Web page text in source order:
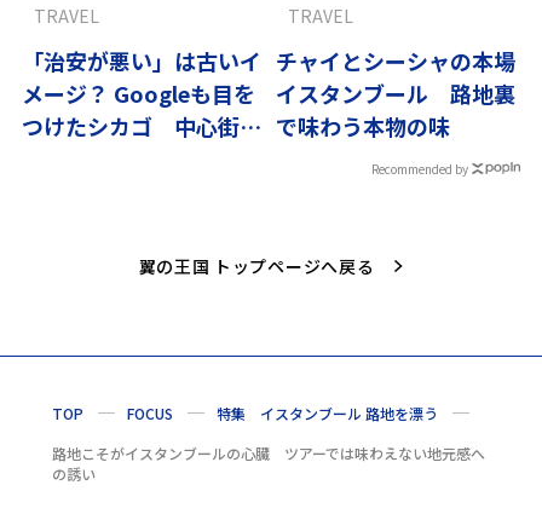
「治安が悪い」は古いイ
メージ？ Googleも目を
つけたシカゴ 中心街の
TRAVEL
チャイとシーシャの本場
イスタンブール 路地裏
で味わう本物の味
TRAVEL
Recommended by
翼の王国 トップページへ戻る
TOP FOCUS
特集 イスタンブール 路地を漂う
路地こそがイスタンブールの心臓 ツアーでは味わえない地元感へ
の誘い